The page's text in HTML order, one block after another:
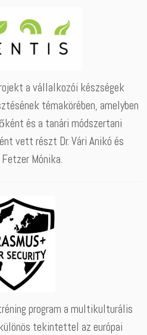
a vállalkozói készségek
témakörében, amelyben
és a tanári módszertani
vett részt Dr. Vári Anikó és
Mónika.
program a multikulturális
tekintettel az európai